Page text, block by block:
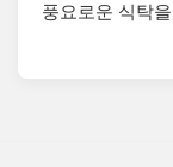
풍요로운 식탁